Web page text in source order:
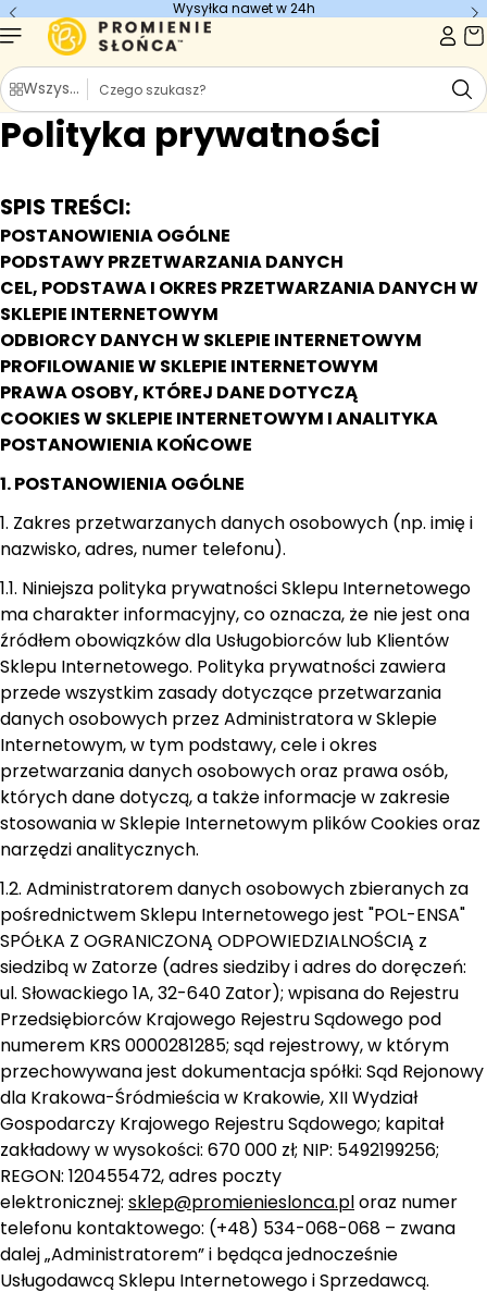
treści
Wysyłka nawet w 24h
Wszystkie kategorie
S
z
u
k
Polityka prywatności
SPIS TREŚCI:
POSTANOWIENIA OGÓLNE
PODSTAWY PRZETWARZANIA DANYCH
CEL, PODSTAWA I OKRES PRZETWARZANIA DANYCH W
SKLEPIE INTERNETOWYM
ODBIORCY DANYCH W SKLEPIE INTERNETOWYM
PROFILOWANIE W SKLEPIE INTERNETOWYM
PRAWA OSOBY, KTÓREJ DANE DOTYCZĄ
COOKIES W SKLEPIE INTERNETOWYM I ANALITYKA
POSTANOWIENIA KOŃCOWE
1. POSTANOWIENIA OGÓLNE
1. Zakres przetwarzanych danych osobowych (np. imię i
nazwisko, adres, numer telefonu).
1.1. Niniejsza polityka prywatności Sklepu Internetowego
ma charakter informacyjny, co oznacza, że nie jest ona
źródłem obowiązków dla Usługobiorców lub Klientów
Sklepu Internetowego. Polityka prywatności zawiera
przede wszystkim zasady dotyczące przetwarzania
danych osobowych przez Administratora w Sklepie
Internetowym, w tym podstawy, cele i okres
przetwarzania danych osobowych oraz prawa osób,
których dane dotyczą, a także informacje w zakresie
stosowania w Sklepie Internetowym plików Cookies oraz
narzędzi analitycznych.
1.2. Administratorem danych osobowych zbieranych za
pośrednictwem Sklepu Internetowego jest "POL-ENSA"
SPÓŁKA Z OGRANICZONĄ ODPOWIEDZIALNOŚCIĄ z
siedzibą w Zatorze (adres siedziby i adres do doręczeń:
ul. Słowackiego 1A, 32-640 Zator); wpisana do Rejestru
Przedsiębiorców Krajowego Rejestru Sądowego pod
numerem KRS 0000281285; sąd rejestrowy, w którym
przechowywana jest dokumentacja spółki: Sąd Rejonowy
dla Krakowa-Śródmieścia w Krakowie, XII Wydział
Gospodarczy Krajowego Rejestru Sądowego; kapitał
zakładowy w wysokości: 670 000 zł; NIP: 5492199256;
REGON: 120455472, adres poczty
elektronicznej: sklep@promienieslonca.ploraz numer
telefonu kontaktowego: (+48) 534-068-068 – zwana
dalej „Administratorem” i będąca jednocześnie
Usługodawcą Sklepu Internetowego i Sprzedawcą.